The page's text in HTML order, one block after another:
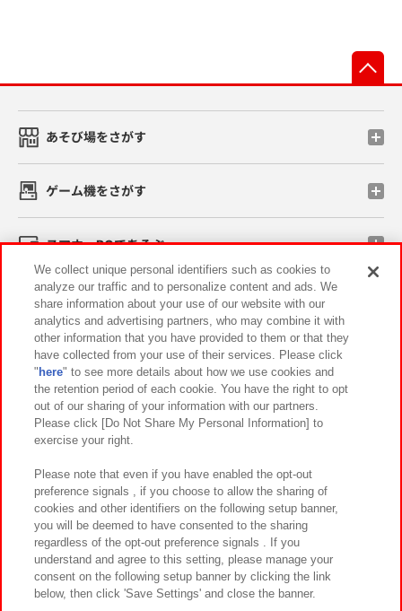
あそび場をさがす
ゲーム機をさがす
スマホ・PCであそぶ
イベント・キャンペーン
関連会社 サステナビリティ サイトポリシー
プライバシーポリシー ウェブアクセシビリティ方針と検証結果
お取引先さまとともに
カスタマーハラスメント対応方針 よくあるご質問・お問い合わせ
©Bandai Namco Amusement Inc.
We collect unique personal identifiers such as cookies to
analyze our traffic and to personalize content and ads. We
share information about your use of our website with our
analytics and advertising partners, who may combine it with
other information that you have provided to them or that they
have collected from your use of their services. Please click
" here" to see more details about how we use cookies and
the retention period of each cookie. You have the right to opt
out of our sharing of your information with our partners.
Please click [Do Not Share My Personal Information] to
exercise your right.
Please note that even if you have enabled the opt-out
preference signals , if you choose to allow the sharing of
cookies and other identifiers on the following setup banner,
you will be deemed to have consented to the sharing
regardless of the opt-out preference signals . If you
understand and agree to this setting, please manage your
consent on the following setup banner by clicking the link
below, then click 'Save Settings' and close the banner.